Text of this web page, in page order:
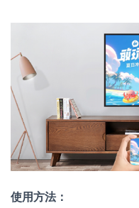
使用方法：